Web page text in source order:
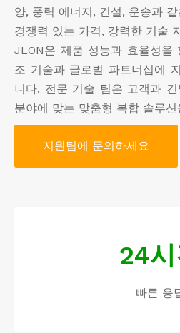
양, 풍력 에너지, 건설, 운송과
경쟁력 있는 가격, 강력한 기술
JLON은 제품 성능과 효율성을
조 기술과 글로벌 파트너십에
니다. 전문 기술 팀은 고객과
분야에 맞는 맞춤형 복합 솔루
지원팀에 문의하세요
24
빠른 응